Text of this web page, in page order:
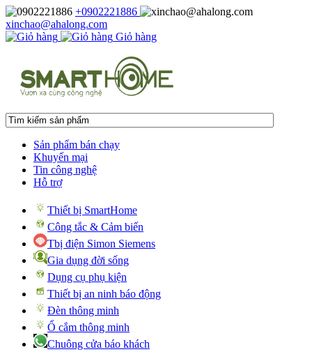
+0902221886
xinchao@ahalong.com
Giỏ hàng
Sản phẩm bán chạy
Khuyến mại
Tin công nghệ
Hỗ trợ
Thiết bị SmartHome
Công tắc & Cảm biến
Tbị điện Simon Siemens
Gia dụng đời sống
Dụng cụ phụ kiện
Thiết bị an ninh báo động
Đèn thông minh
Ổ cắm thông minh
Chuông cửa báo khách